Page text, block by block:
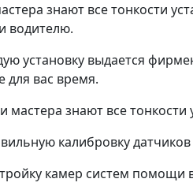
знают все тонкости
водителю.
установку выдается
для вас время.
знают все тонкости
калибровку
камер систем помощи